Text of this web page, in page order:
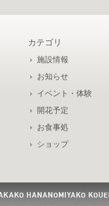
カテゴリ
施設情報
お知らせ
イベント・体験
開花予定
お食事処
ショップ